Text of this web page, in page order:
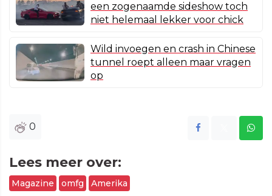
een zogenaamde sideshow toch
niet helemaal lekker voor chick
Wild invoegen en crash in Chinese
tunnel roept alleen maar vragen
op
0
Lees meer over:
Magazine omfg Amerika